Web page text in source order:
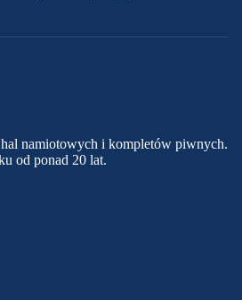
namiotowych i kompletów piwnych.
od ponad 20 lat.